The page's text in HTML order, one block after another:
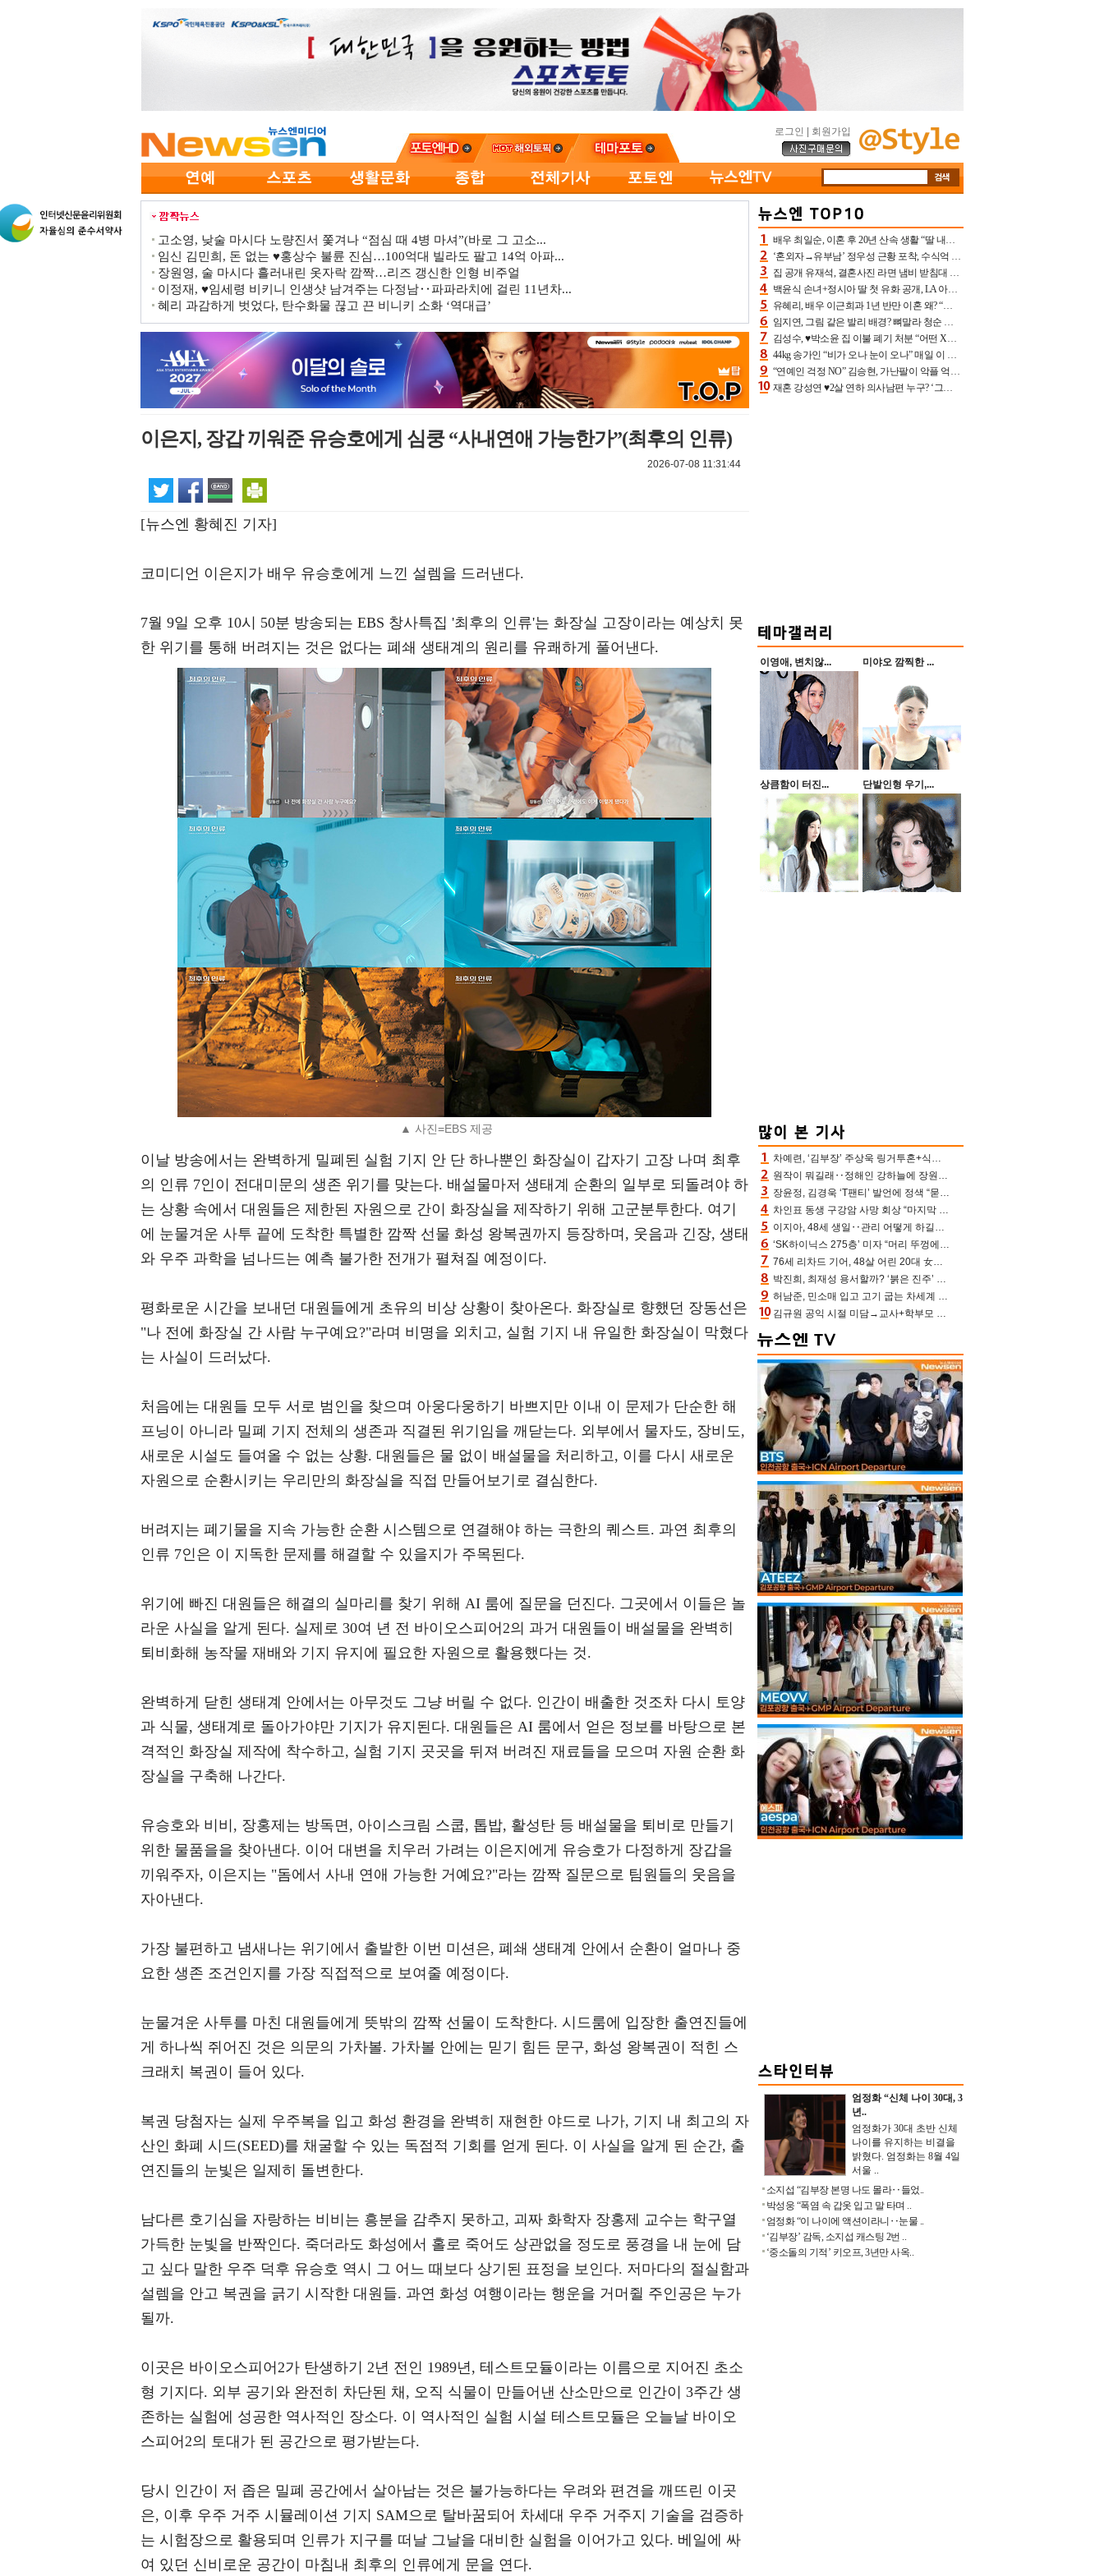
로그인 회원가입
고소영, 낮술 마시다 노량진서 쫓겨나 “점심 때 4병 마셔”(바로 그 고소...
임신 김민희, 돈 없는 ♥홍상수 불륜 진심…100억대 빌라도 팔고 14억 아파...
장원영, 술 마시다 흘러내린 옷자락 깜짝…리즈 갱신한 인형 비주얼
이정재, ♥임세령 비키니 인생샷 남겨주는 다정남‥파파라치에 걸린 11년차...
혜리 과감하게 벗었다, 탄수화물 끊고 끈 비니키 소화 ‘역대급’
이은지, 장갑 끼워준 유승호에게 심쿵 “사내연애 가능한가”(최후의 인류)
2026-07-08 11:31:44
[뉴스엔 황혜진 기자]
코미디언 이은지가 배우 유승호에게 느낀 설렘을 드러낸다.
7월 9일 오후 10시 50분 방송되는 EBS 창사특집 '최후의 인류'는 화장실 고장이라는 예상치 못
한 위기를 통해 버려지는 것은 없다는 폐쇄 생태계의 원리를 유쾌하게 풀어낸다.
▲ 사진=EBS 제공
이날 방송에서는 완벽하게 밀폐된 실험 기지 안 단 하나뿐인 화장실이 갑자기 고장 나며 최후
의 인류 7인이 전대미문의 생존 위기를 맞는다. 배설물마저 생태계 순환의 일부로 되돌려야 하
는 상황 속에서 대원들은 제한된 자원으로 간이 화장실을 제작하기 위해 고군분투한다. 여기
에 눈물겨운 사투 끝에 도착한 특별한 깜짝 선물 화성 왕복권까지 등장하며, 웃음과 긴장, 생태
와 우주 과학을 넘나드는 예측 불가한 전개가 펼쳐질 예정이다.
평화로운 시간을 보내던 대원들에게 초유의 비상 상황이 찾아온다. 화장실로 향했던 장동선은
"나 전에 화장실 간 사람 누구예요?"라며 비명을 외치고, 실험 기지 내 유일한 화장실이 막혔다
는 사실이 드러났다.
처음에는 대원들 모두 서로 범인을 찾으며 아웅다웅하기 바쁘지만 이내 이 문제가 단순한 해
프닝이 아니라 밀폐 기지 전체의 생존과 직결된 위기임을 깨닫는다. 외부에서 물자도, 장비도,
새로운 시설도 들여올 수 없는 상황. 대원들은 물 없이 배설물을 처리하고, 이를 다시 새로운
자원으로 순환시키는 우리만의 화장실을 직접 만들어보기로 결심한다.
버려지는 폐기물을 지속 가능한 순환 시스템으로 연결해야 하는 극한의 퀘스트. 과연 최후의
인류 7인은 이 지독한 문제를 해결할 수 있을지가 주목된다.
위기에 빠진 대원들은 해결의 실마리를 찾기 위해 AI 룸에 질문을 던진다. 그곳에서 이들은 놀
라운 사실을 알게 된다. 실제로 30여 년 전 바이오스피어2의 과거 대원들이 배설물을 완벽히
퇴비화해 농작물 재배와 기지 유지에 필요한 자원으로 활용했다는 것.
완벽하게 닫힌 생태계 안에서는 아무것도 그냥 버릴 수 없다. 인간이 배출한 것조차 다시 토양
과 식물, 생태계로 돌아가야만 기지가 유지된다. 대원들은 AI 룸에서 얻은 정보를 바탕으로 본
격적인 화장실 제작에 착수하고, 실험 기지 곳곳을 뒤져 버려진 재료들을 모으며 자원 순환 화
장실을 구축해 나간다.
유승호와 비비, 장홍제는 방독면, 아이스크림 스쿱, 톱밥, 활성탄 등 배설물을 퇴비로 만들기
위한 물품을을 찾아낸다. 이어 대변을 치우러 가려는 이은지에게 유승호가 다정하게 장갑을
끼워주자, 이은지는 "돔에서 사내 연애 가능한 거예요?"라는 깜짝 질문으로 팀원들의 웃음을
자아낸다.
가장 불편하고 냄새나는 위기에서 출발한 이번 미션은, 폐쇄 생태계 안에서 순환이 얼마나 중
요한 생존 조건인지를 가장 직접적으로 보여줄 예정이다.
눈물겨운 사투를 마친 대원들에게 뜻밖의 깜짝 선물이 도착한다. 시드룸에 입장한 출연진들에
게 하나씩 쥐어진 것은 의문의 가차볼. 가차볼 안에는 믿기 힘든 문구, 화성 왕복권이 적힌 스
크래치 복권이 들어 있다.
복권 당첨자는 실제 우주복을 입고 화성 환경을 완벽히 재현한 야드로 나가, 기지 내 최고의 자
산인 화폐 시드(SEED)를 채굴할 수 있는 독점적 기회를 얻게 된다. 이 사실을 알게 된 순간, 출
연진들의 눈빛은 일제히 돌변한다.
남다른 호기심을 자랑하는 비비는 흥분을 감추지 못하고, 괴짜 화학자 장홍제 교수는 학구열
가득한 눈빛을 반짝인다. 죽더라도 화성에서 홀로 죽어도 상관없을 정도로 풍경을 내 눈에 담
고 싶다 말한 우주 덕후 유승호 역시 그 어느 때보다 상기된 표정을 보인다. 저마다의 절실함과
설렘을 안고 복권을 긁기 시작한 대원들. 과연 화성 여행이라는 행운을 거머쥘 주인공은 누가
될까.
이곳은 바이오스피어2가 탄생하기 2년 전인 1989년, 테스트모듈이라는 이름으로 지어진 초소
형 기지다. 외부 공기와 완전히 차단된 채, 오직 식물이 만들어낸 산소만으로 인간이 3주간 생
존하는 실험에 성공한 역사적인 장소다. 이 역사적인 실험 시설 테스트모듈은 오늘날 바이오
스피어2의 토대가 된 공간으로 평가받는다.
당시 인간이 저 좁은 밀폐 공간에서 살아남는 것은 불가능하다는 우려와 편견을 깨뜨린 이곳
은, 이후 우주 거주 시뮬레이션 기지 SAM으로 탈바꿈되어 차세대 우주 거주지 기술을 검증하
는 시험장으로 활용되며 인류가 지구를 떠날 그날을 대비한 실험을 이어가고 있다. 베일에 싸
여 있던 신비로운 공간이 마침내 최후의 인류에게 문을 연다.
배우 최일순, 이혼 후 20년 산속 생활 “딸 내가 버렸다고 원망‥맘 아파”(특종)[어제TV]
‘혼외자→유부남’ 정우성 근황 포착, 수식억 해킹 피해 후배 만났다 “존경하는”
집 공개 유재석, 결혼사진 라면 냄비 받침대 되고 분노‥가족사진도 피해(놀뭐)[어제TV]
백윤식 손녀+정시아 딸 첫 유화 공개, LA 아트쇼→서울국제조각페스타 작가다운 수준급 실력
유혜리, 배우 이근희과 1년 반만 이혼 왜? “식칼 꽂고 의자 던져” 충격 폭로(특종)[어제TV]
임지연, 그림 같은 발리 배경? 뼈말라 청순 비키니 핏에 상대 안 되네
김성수, ♥박소윤 집 이불 폐기 처분 “어떤 X이랑 썼을지 몰라” 질투(신랑수업2)[어제TV]
44kg 송가인 “비가 오나 눈이 오나” 매일 이 운동, 허벅지 근육량 상승+체지방 감소
“연예인 걱정 NO” 김승현, 가난팔이 악플 억울할만‥아내+딸과 日 여행
재혼 강성연 ♥2살 연하 의사남편 누구? ‘그알’ 자문의에 훈남 비주얼 초엘리트 스펙 [종합]
이영애, 변치않... 미야오 깜찍한 ...
상큼함이 터진... 단발인형 우기,...
차예련, ‘김부장’ 주상욱 링거투혼+식스팩 비화 “옷 벗는데 아저씨는 안 된다고”(차장금)
원작이 뭐길래‥정해인 강하늘에 장원영까지 참여한 이 영화
장윤정, 김경욱 ‘T팬티’ 발언에 정색 “묻지 않았는데, 그것도 성희롱”(장공장)
차인표 동생 구강암 사망 회상 “마지막 순간 동생 손 잡아준 신애라, 두고두고 고마워” (신애라이프)
이지아, 48세 생일‥관리 어떻게 하길래 놀라운 동안 미모
‘SK하이닉스 275층’ 미자 “머리 뚜껑에서 사, 주식만 안 해도 돈 버는 것”
76세 리차드 기어, 48살 어린 20대 女배우와 로맨스‥허리 감싼 손 포착[할리우드비하인드]
박진희, 최재성 용서할까? ‘붉은 진주’ 오늘(7일) 결말 나온다
허남준, 민소매 입고 고기 굽는 차세계 실존…영케이도 감탄한 팔근육(공케이)
김규원 공익 시절 미담→교사+학부모 추가 미담 속출 “휠체어 탄 아이와 산책도”[종합]
엄정화 “신체 나이 30대, 3
년..
엄정화가 30대 초반 신체
나이를 유지하는 비결을
밝혔다. 엄정화는 8월 4일
서울 ..
소지섭 “김부장 본명 나도 몰라‥들었..
박성웅 “폭염 속 갑옷 입고 말 타며 ..
엄정화 “이 나이에 액션이라니‥눈물 ..
‘김부장’ 감독, 소지섭 캐스팅 2번 ..
‘중소돌의 기적’ 키오프, 3년만 사옥..